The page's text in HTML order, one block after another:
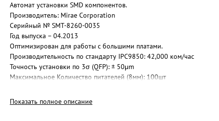
Автомат установки SMD компонентов.
Производитель: Mirae Corporation
Серийный № SMT-8260-0035
Год выпуска – 04.2013
Оптимизирован для работы с большими платами.
Производительность по стандарту IPC9850: 42,000 ком/час
Точность установки по 3σ (QFP): ± 50μm
Максимальное Количество питателей (8мм): 100шт
Диапазон устанавливаемых компонентов: Min:0201(01005
опция) - Max:18x24 мм
Показать полное описание